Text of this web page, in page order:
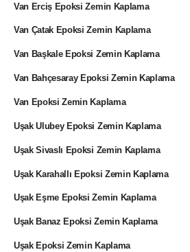
Van Erciş Epoksi Zemin Kaplama
Van Çatak Epoksi Zemin Kaplama
Van Başkale Epoksi Zemin Kaplama
Van Bahçesaray Epoksi Zemin Kaplama
Van Epoksi Zemin Kaplama
Uşak Ulubey Epoksi Zemin Kaplama
Uşak Sivaslı Epoksi Zemin Kaplama
Uşak Karahallı Epoksi Zemin Kaplama
Uşak Eşme Epoksi Zemin Kaplama
Uşak Banaz Epoksi Zemin Kaplama
Uşak Epoksi Zemin Kaplama